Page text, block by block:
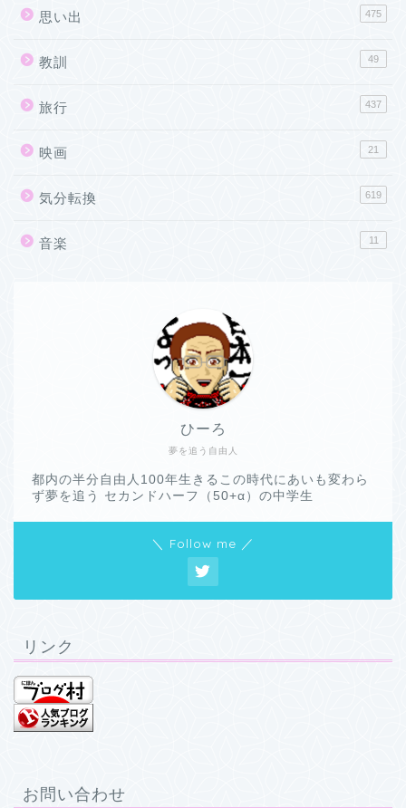
思い出 475
教訓 49
旅行 437
映画 21
気分転換 619
音楽 11
夢を追う自由人
ひーろ
都内の半分自由人100年生きるこの時代にあいも変わら
ず夢を追う セカンドハーフ（50+α）の中学生
＼ Follow me ／
リンク
お問い合わせ